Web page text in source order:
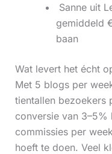
Sanne uit
gemiddeld
baan
Wat levert het écht
Met 5 blogs per
tientallen bezoekers
conversie van 3–5%
commissies per
hoeft te doen. Veel